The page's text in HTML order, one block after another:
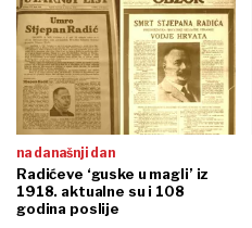
na današnji dan
Radićeve ‘guske u magli’ iz
1918. aktualne su i 108
godina poslije